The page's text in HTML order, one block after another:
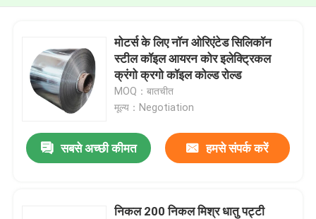
मोटर्स के लिए नॉन ओरिएंटेड सिलिकॉन
स्टील कॉइल आयरन कोर इलेक्ट्रिकल
क्रंगो क्रगो कॉइल कोल्ड रोल्ड
MOQ：बातचीत
मूल्य：Negotiation
सबसे अच्छी कीमत हमसे संपर्क करें
निकल 200 निकल मिश्र धातु पट्टी